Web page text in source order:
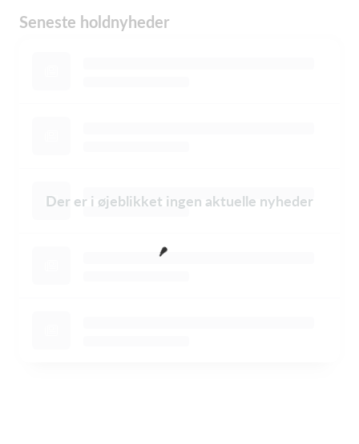
Seneste holdnyheder
Der er i øjeblikket ingen aktuelle nyheder